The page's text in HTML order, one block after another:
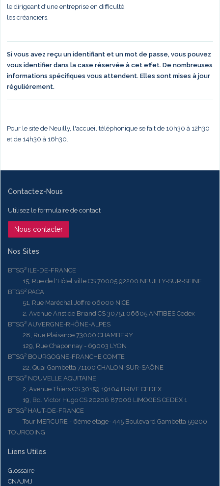
le dirigeant d'une entreprise en difficulté,
les créanciers.
Si vous avez reçu un identifiant et un mot de passe, vous pouvez
vous identifier dans la case réservée à cet effet. De nombreuses
informations spécifiques vous attendent. Elles sont mises à jour
réguliérement.
Pour le site de Neuilly, l'accueil téléphonique se fait de 10h30 à 12h30
et de 14h30 à 16h30.
Contactez-Nous
Utilisez le formulaire de contact
Nous contacter
Nos Sites
BTSG² ILE-DE-FRANCE
15, Rue de l'Hôtel ville CS 70005 92200 NEUILLY-SUR-SEINE
BTGS² PACA
51, Rue Maréchal Joffre 06000 NICE
2, Avenue Aristide Briand CS 30751 06605 ANTIBES Cedex
BTSG² AUVERGNE-RHÔNE-ALPES
28, Rue Plaisance 73000 CHAMBERY
129, Rue Chaponnay - 69003 LYON
BTSG² BOURGOGNE-FRANCHE COMTE
22, Quai Gambetta 71100 CHALON-SUR-SAÔNE
BTSG² NOUVELLE AQUITAINE
2, Avenue Thiers CS 30159 19104 BRIVE CEDEX
19, Bd. Victor Hugo CS 20206 87006 LIMOGES CEDEX 1
BTSG² HAUT-DE-FRANCE
Tour MERCURE - 6ème étage- 445 Boulevard Gambetta 59200
TOURCOING
Liens Utiles
Glossaire
CNAJMJ